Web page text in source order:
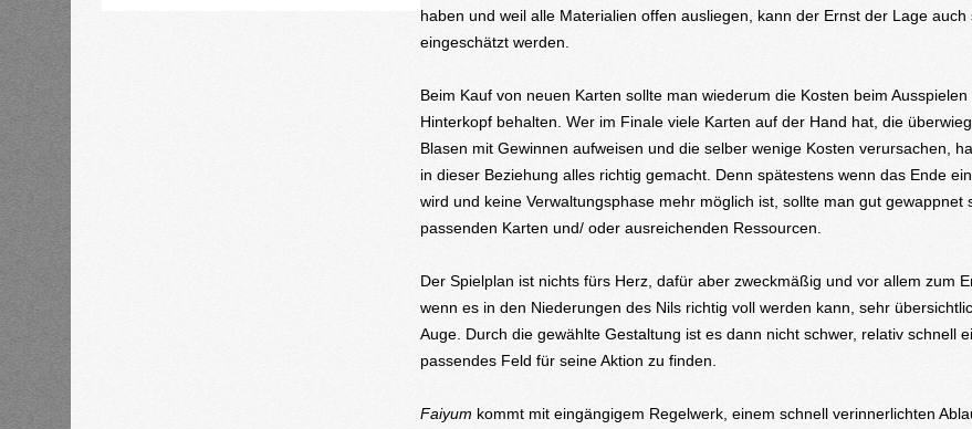
haben und weil alle Materialien offen ausliegen, kann der Ernst der Lage auch
eingeschätzt werden.
Beim Kauf von neuen Karten sollte man wiederum die Kosten beim Ausspielen
Hinterkopf behalten. Wer im Finale viele Karten auf der Hand hat, die
Blasen mit Gewinnen aufweisen und die selber wenige Kosten verursachen,
in dieser Beziehung alles richtig gemacht. Denn spätestens wenn das Ende
wird und keine Verwaltungsphase mehr möglich ist, sollte man gut gewappnet
passenden Karten und/ oder ausreichenden Ressourcen.
Der Spielplan ist nichts fürs Herz, dafür aber zweckmäßig und vor allem zum
wenn es in den Niederungen des Nils richtig voll werden kann, sehr
Auge. Durch die gewählte Gestaltung ist es dann nicht schwer, relativ schnell
passendes Feld für seine Aktion zu finden.
Faiyum kommt mit eingängigem Regelwerk, einem schnell verinnerlichten